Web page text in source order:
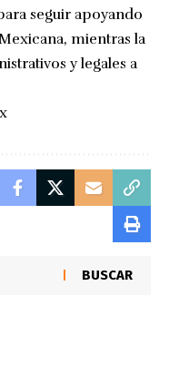
seguir apoyando
mientras la
y legales a
BUSCAR